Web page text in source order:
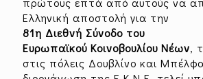
Ελληνική αποστολή για την
81η Διεθνή Σύνοδο του
Ευρωπαϊκού Κοινοβουλίου Νέων,
στις πόλεις Δουβλίνο και